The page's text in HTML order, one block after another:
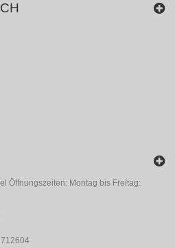
Öffnungszeiten: Montag bis Freitag: